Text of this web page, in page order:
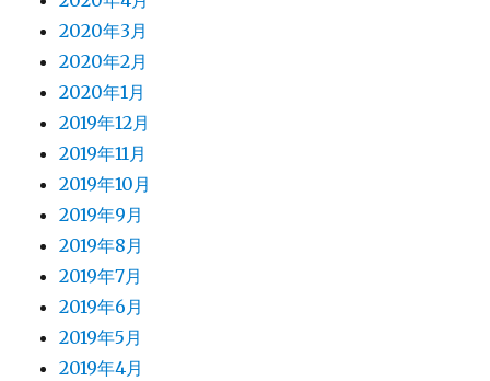
2020年3月
2020年2月
2020年1月
2019年12月
2019年11月
2019年10月
2019年9月
2019年8月
2019年7月
2019年6月
2019年5月
2019年4月